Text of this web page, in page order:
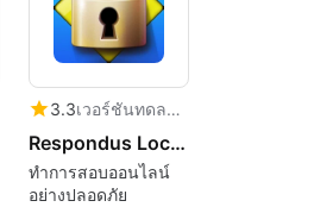
3.3 เวอร์ชันทดลองใช้
Respondus Lockdown Browser
ทำการสอบออนไลน์
อย่างปลอดภัย